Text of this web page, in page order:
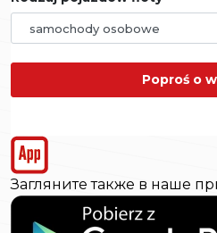
Poproś o
Загляните также в наше